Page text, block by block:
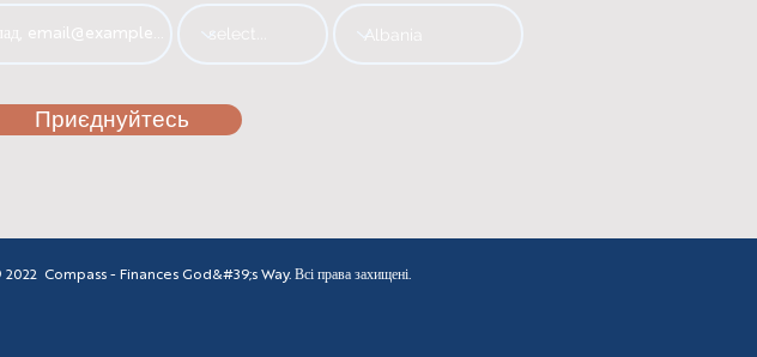
Приєднуйтесь
2022 Compass - Finances God&#39;s Way. Всі права захищені.